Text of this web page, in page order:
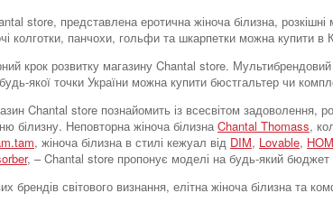
store, представлена ​​еротична жіноча білизна,
колготки, панчохи, гольфи та шкарпетки можна купити в
крок розвитку магазину Chantal store.
якої точки України можна купити бюстгальтер чи
Chantal store познайомить із всесвітом
білизну. Неповторна жіноча білизнаChantal Thomass,
, жіноча білизна в стилі кежуал від DIM, Lovable,
, – Chantal store пропонує моделі на будь-який
брендів світового визнання, елітна жіноча білизна